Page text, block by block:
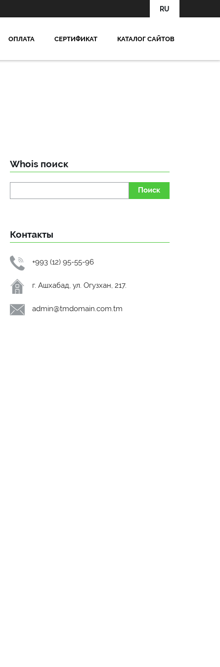
RU
OПЛАТА СЕРТИФИКАТ КАТАЛОГ САЙТОВ
Whois поиск
Поиск
Контакты
+993 (12) 95-55-96
г. Ашхабад, ул. Огузхан, 217.
admin@tmdomain.com.tm